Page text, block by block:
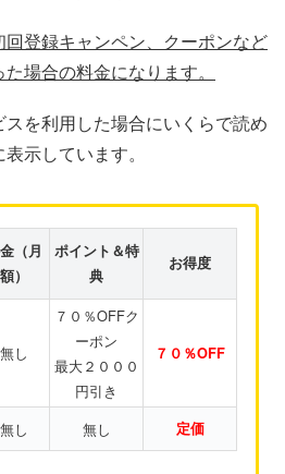
登録キャンペン、クーポンなど
場合の料金になります。
を利用した場合にいくらで読め
示しています。
（月
額）
ポイント＆特
典
お得度
無し
７０％OFFク
ーポン
最大２０００
円引き
７０％OFF
無し 無し 定価